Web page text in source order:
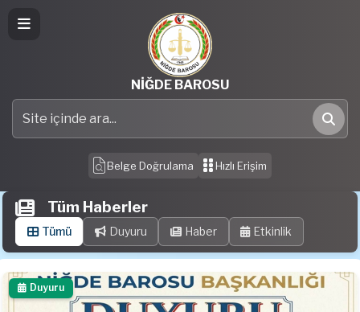
NİĞDE BAROSU
Site içinde ara
Ara
Belge Doğrulama Hızlı Erişim
Tüm Haberler
Tümü Duyuru Haber Etkinlik
Duyuru